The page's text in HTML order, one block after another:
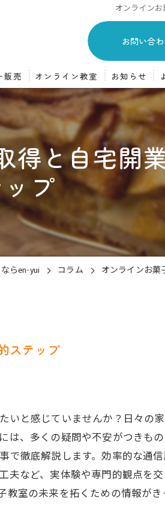
オンライン
お問い合
販売
オーダー販売
の流れ
オンライン教室
オンライン教室について
オンライン教室の流れ
お知らせ
得と自宅開
プ
らen-yui コラム オンラインお
ステップ
と感じていませんか？日々の
、多くの疑問や不安がつきも
徹底解説します。効率的な通
など、実体験や専門的観点を
室の未来を拓くための情報がき